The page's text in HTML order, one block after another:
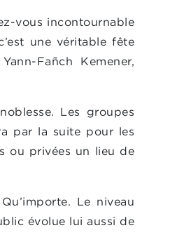
vous incontournable
une véritable fête
Fañch Kemener,
Les groupes
par la suite pour les
ou privées un lieu de
Le niveau
évolue lui aussi de